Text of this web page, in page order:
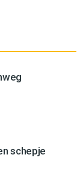
schepje